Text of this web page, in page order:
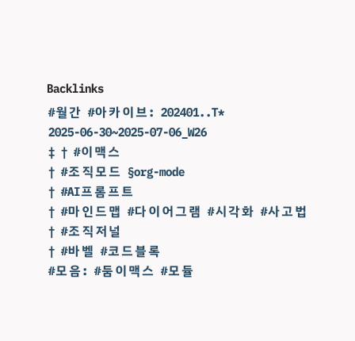
Backlinks
#월간 #아카이브: 202401..T*
2025-06-30~2025-07-06_W26
‡ † #이맥스
† #조직모드 §org-mode
† #AI프롬프트
† #마인드맵 #다이어그램 #시각화 #사고법
† #조직저널
† #바벨 #코드블록
#모음: #둠이맥스 #모듈